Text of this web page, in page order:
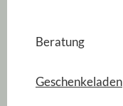
Beratung
Geschenkeladen